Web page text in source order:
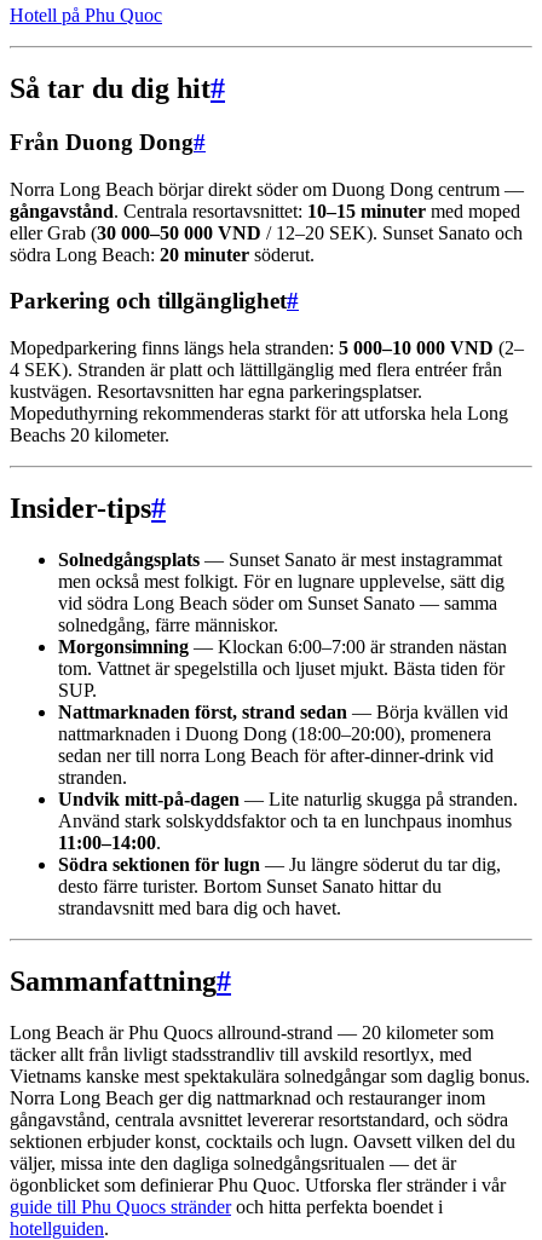
Hotell på Phu Quoc
Så tar du dig hit#
Från Duong Dong#
Norra Long Beach börjar direkt söder om Duong Dong centrum —
gångavstånd. Centrala resortavsnittet: 10–15 minuter med moped
eller Grab (30 000–50 000 VND / 12–20 SEK). Sunset Sanato och
södra Long Beach: 20 minuter söderut.
Parkering och tillgänglighet#
Mopedparkering finns längs hela stranden: 5 000–10 000 VND (2–
4 SEK). Stranden är platt och lättillgänglig med flera entréer från
kustvägen. Resortavsnitten har egna parkeringsplatser.
Mopeduthyrning rekommenderas starkt för att utforska hela Long
Beachs 20 kilometer.
Insider-tips#
Solnedgångsplats — Sunset Sanato är mest instagrammat
men också mest folkigt. För en lugnare upplevelse, sätt dig
vid södra Long Beach söder om Sunset Sanato — samma
solnedgång, färre människor.
Morgonsimning — Klockan 6:00–7:00 är stranden nästan
tom. Vattnet är spegelstilla och ljuset mjukt. Bästa tiden för
SUP.
Nattmarknaden först, strand sedan — Börja kvällen vid
nattmarknaden i Duong Dong (18:00–20:00), promenera
sedan ner till norra Long Beach för after-dinner-drink vid
stranden.
Undvik mitt-på-dagen — Lite naturlig skugga på stranden.
Använd stark solskyddsfaktor och ta en lunchpaus inomhus
11:00–14:00.
Södra sektionen för lugn — Ju längre söderut du tar dig,
desto färre turister. Bortom Sunset Sanato hittar du
strandavsnitt med bara dig och havet.
Sammanfattning#
Long Beach är Phu Quocs allround-strand — 20 kilometer som
täcker allt från livligt stadsstrandliv till avskild resortlyx, med
Vietnams kanske mest spektakulära solnedgångar som daglig bonus.
Norra Long Beach ger dig nattmarknad och restauranger inom
gångavstånd, centrala avsnittet levererar resortstandard, och södra
sektionen erbjuder konst, cocktails och lugn. Oavsett vilken del du
väljer, missa inte den dagliga solnedgångsritualen — det är
ögonblicket som definierar Phu Quoc. Utforska fler stränder i vår
guide till Phu Quocs stränderoch hitta perfekta boendet i
hotellguiden.